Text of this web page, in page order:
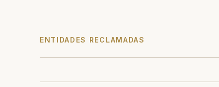
ENTIDADES RECLAMADAS